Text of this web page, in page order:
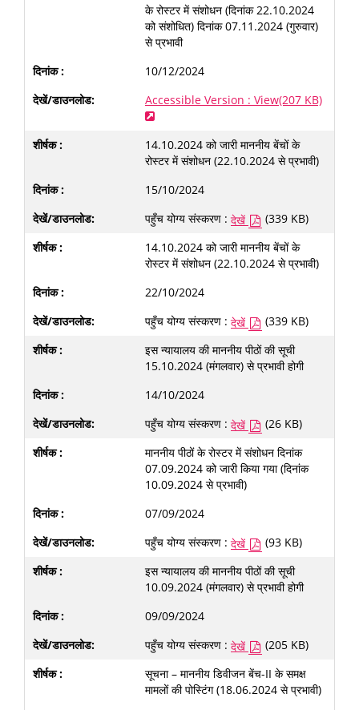
के रोस्टर में संशोधन (दिनांक 22.10.2024
को संशोधित) दिनांक 07.11.2024 (गुरुवार)
से प्रभावी
10/12/2024
Accessible Version : View(207 KB)
14.10.2024 को जारी माननीय बेंचों के
रोस्टर में संशोधन (22.10.2024 से प्रभावी)
15/10/2024
पहुँच योग्य संस्करण : देखें
(339 KB)
14.10.2024 को जारी माननीय बेंचों के
रोस्टर में संशोधन (22.10.2024 से प्रभावी)
22/10/2024
पहुँच योग्य संस्करण : देखें
(339 KB)
इस न्यायालय की माननीय पीठों की सूची
15.10.2024 (मंगलवार) से प्रभावी होगी
14/10/2024
पहुँच योग्य संस्करण : देखें
(26 KB)
माननीय पीठों के रोस्टर में संशोधन दिनांक
07.09.2024 को जारी किया गया (दिनांक
10.09.2024 से प्रभावी)
07/09/2024
पहुँच योग्य संस्करण : देखें
(93 KB)
इस न्यायालय की माननीय पीठों की सूची
10.09.2024 (मंगलवार) से प्रभावी होगी
09/09/2024
पहुँच योग्य संस्करण : देखें
(205 KB)
सूचना – माननीय डिवीजन बेंच-II के समक्ष
मामलों की पोस्टिंग (18.06.2024 से प्रभावी)